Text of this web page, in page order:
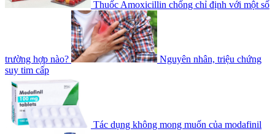
Thuốc Amoxicillin chống chỉ định với một số
trường hợp nào?
Nguyên nhân, triệu chứng
suy tim cấp
Tác dụng không mong muốn của modafinil